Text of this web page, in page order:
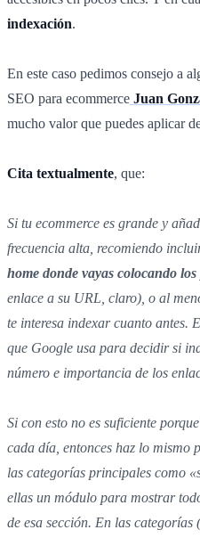
indexación.
En este caso pedimos consejo a
SEO para ecommerce Juan
mucho valor que puedes aplicar
Cita textualmente, que:
Si tu ecommerce es grande y
frecuencia alta, recomiendo
home donde vayas colocando
enlace a su URL, claro), o al
te interesa indexar cuanto antes.
que Google usa para decidir si
número e importancia de los
Si con esto no es suficiente
cada día, entonces haz lo mismo
las categorías principales como
ellas un módulo para mostrar
de esa sección. En las categorías